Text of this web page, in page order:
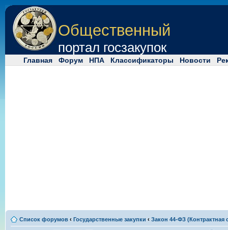
Общественный
портал госзакупок
Главная Форум НПА Классификаторы Новости
Список форумов ‹ Государственные закупки ‹ Закон 44-ФЗ (Контрактная